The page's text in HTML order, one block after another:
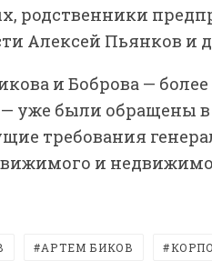
родственники
Алексей Пьянков и
и Боброва —
уже были обращены в
требования
и
АРТЕМ БИКОВ